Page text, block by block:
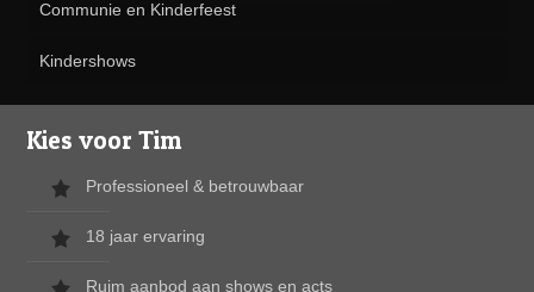
Communie en Kinderfeest
Kindershows
Kies voor Tim
Professioneel & betrouwbaar
18 jaar ervaring
Ruim aanbod aan shows en acts